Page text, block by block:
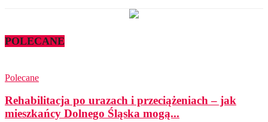
POLECANE
Polecane
Rehabilitacja po urazach i przeciążeniach – jak
mieszkańcy Dolnego Śląska mogą...